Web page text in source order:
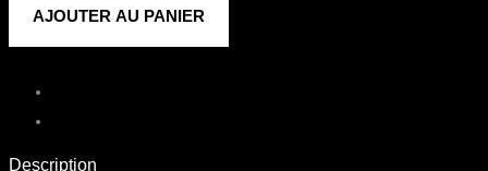
Untitled
653
AJOUTER AU PANIER
Description